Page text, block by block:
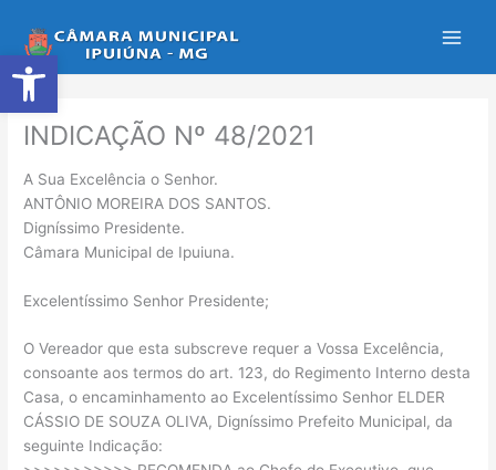
Abrir a barra de ferramentas
para
o
conteúdo
INDICAÇÃO Nº 48/2021
A Sua Excelência o Senhor.
ANTÔNIO MOREIRA DOS SANTOS.
Digníssimo Presidente.
Câmara Municipal de Ipuiuna.
Excelentíssimo Senhor Presidente;
O Vereador que esta subscreve requer a Vossa Excelência,
consoante aos termos do art. 123, do Regimento Interno desta
Casa, o encaminhamento ao Excelentíssimo Senhor ELDER
CÁSSIO DE SOUZA OLIVA, Digníssimo Prefeito Municipal, da
seguinte Indicação: